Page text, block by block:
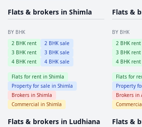
Flats & brokers in Shimla
BY BHK
2 BHK rent 2 BHK sale
3 BHK rent 3 BHK sale
4 BHK rent 4 BHK sale
Flats for rent in Shimla
Property for sale in Shimla
Brokers in Shimla
Commercial in Shimla
Flats &
BY BHK
2 BHK rent
3 BHK rent
4 BHK rent
Flats for
Property
Brokers in
Flats & brokers in Ludhiana Flats &